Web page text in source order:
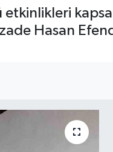
Hasan